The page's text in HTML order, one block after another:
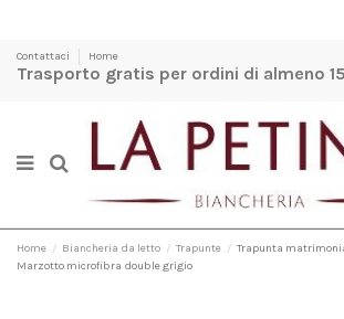
Contattaci Home
Trasporto gratis per ordini di almeno
Home Biancheria da letto Trapunte
Trapunta
Marzotto microfibra double grigio